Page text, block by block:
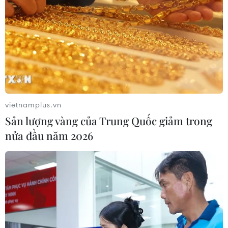
vietnamplus.vn
Sản lượng vàng của Trung Quốc giảm trong
nửa đầu năm 2026